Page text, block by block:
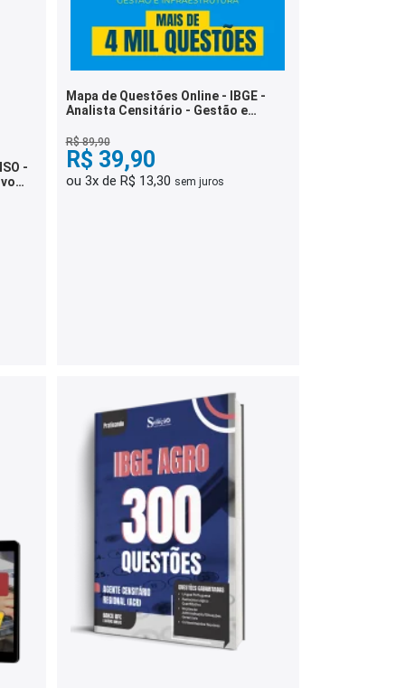
-
Mapa de Questões Online - IBGE -
Analista Censitário - Gestão e
R$ 89,90
R$ 39,90
ou 3x de R$ 13,30 sem juros